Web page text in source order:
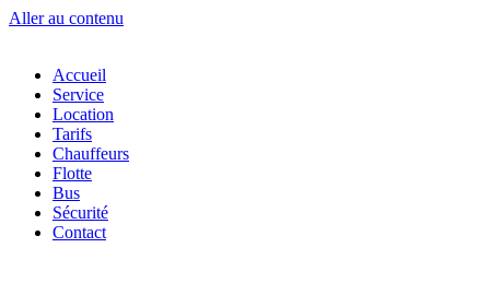
Aller au contenu
Accueil
Service
Location
Tarifs
Chauffeurs
Flotte
Bus
Sécurité
Contact